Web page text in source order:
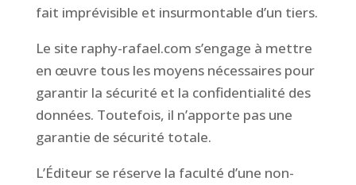
fait imprévisible et insurmontable d’un tiers.
Le site raphy-rafael.com s’engage à mettre
en œuvre tous les moyens nécessaires pour
garantir la sécurité et la confidentialité des
données. Toutefois, il n’apporte pas une
garantie de sécurité totale.
L’Éditeur se réserve la faculté d’une non-